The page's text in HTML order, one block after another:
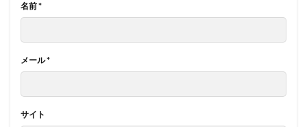
名前*
メール*
サイト